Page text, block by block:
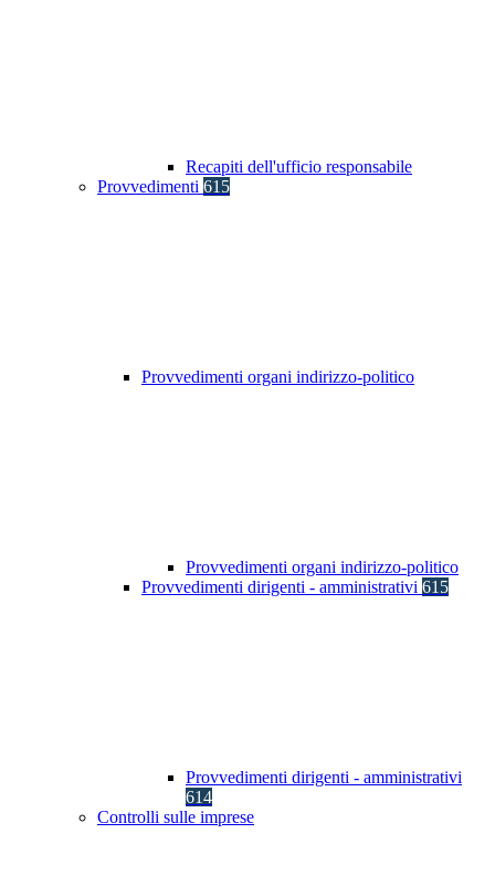
Recapiti dell'ufficio responsabile
Provvedimenti 615
Provvedimenti organi indirizzo-politico
Provvedimenti organi indirizzo-politico
Provvedimenti dirigenti - amministrativi 615
Provvedimenti dirigenti - amministrativi
614
Controlli sulle imprese